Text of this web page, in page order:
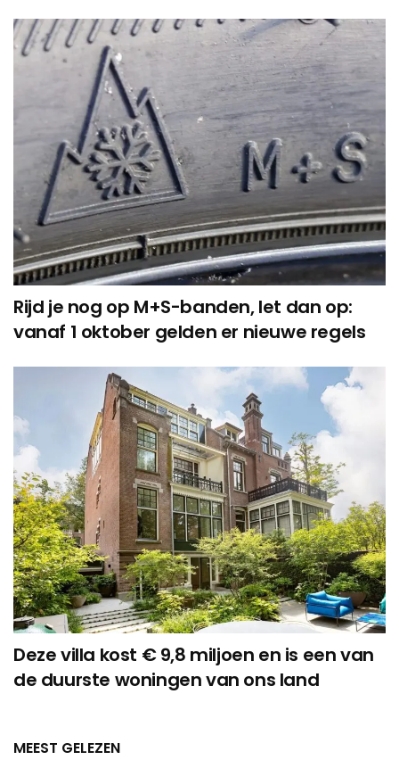
Rijd je nog op M+S-banden, let dan op:
vanaf 1 oktober gelden er nieuwe regels
Deze villa kost € 9,8 miljoen en is een van
de duurste woningen van ons land
MEEST GELEZEN